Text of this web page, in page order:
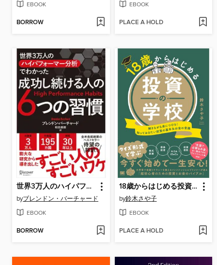
EBOOK
BORROW
EBOOK
PLACE A HOLD
世界3万人のハイパフォーマー分析でわかった 成功し続ける人の6つの習慣
byブレンドン・バーチャード
EBOOK
BORROW
18歳からはじめる投資の学校 解きながら身につける!知っておきたい投資の基本＆お金の常識
by鈴木さや子
EBOOK
PLACE A HOLD